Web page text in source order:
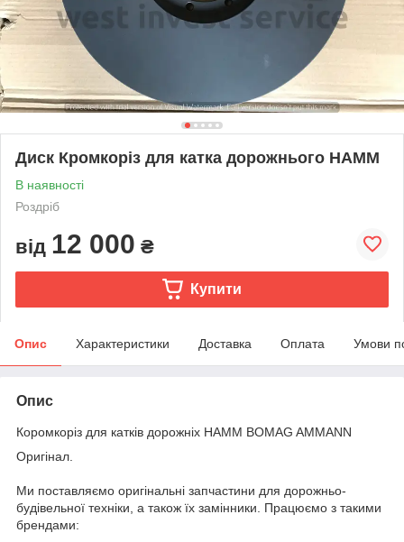
Диск Кромкоріз для катка дорожнього HAMM
В наявності
Роздріб
від 12 000 ₴
Купити
Опис Характеристики Доставка Оплата Умови
Опис
Коромкоріз для катків дорожніх HAMM BOMAG AMMANN
Оригінал.
Ми поставляємо оригінальні запчастини для дорожньо-
будівельної техніки, а також їх замінники. Працюємо з такими
брендами: